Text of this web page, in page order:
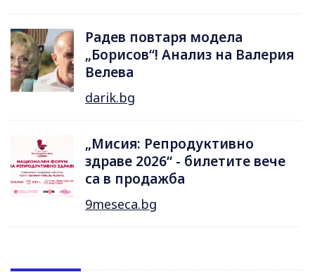
Радев повтаря модела
„Борисов“! Анализ на Валерия
Велева
darik.bg
„Мисия: Репродуктивно
здраве 2026“ - билетите вече
са в продажба
9meseca.bg